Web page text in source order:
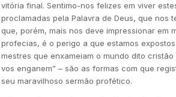
vitória final. Sentimo-nos felizes em viver
proclamadas pela Palavra de Deus, que nos
que, porém, mais nos deve impressionar em
profecias, é o perigo a que estamos
mestres que enxameiam o mundo dito
vos enganem” – são as formas com que
seu maravilhoso sermão profético.